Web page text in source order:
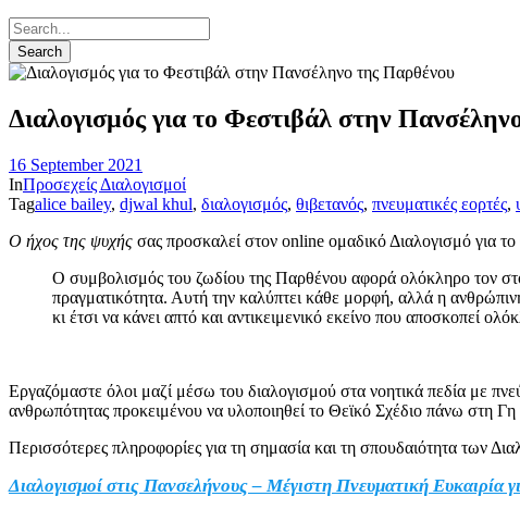
Διαλογισμός για το Φεστιβάλ στην
16 September 2021
InΠροσεχείς Διαλογισμοί
Tagalice bailey, djwal khul, διαλογισμός, θιβετανός, πνευματικές εορτές,
Ο ήχος της ψυχής σας προσκαλεί στον online ομαδικό Διαλογισμό για
Ο συμβολισμός του ζωδίου της Παρθένου αφορά ολόκληρο τον
πραγματικότητα. Αυτή την καλύπτει κάθε μορφή, αλλά η
κι έτσι να κάνει απτό και αντικειμενικό εκείνο που αποσκοπεί
Εργαζόμαστε όλοι μαζί μέσω του διαλογισμού στα νοητικά πεδία με
ανθρωπότητας προκειμένου να υλοποιηθεί το Θεϊκό Σχέδιο πάνω στη
Περισσότερες πληροφορίες για τη σημασία και τη σπουδαιότητα των
Διαλογισμοί στις Πανσελήνους – Μέγιστη Πνευματική Ευκαιρία